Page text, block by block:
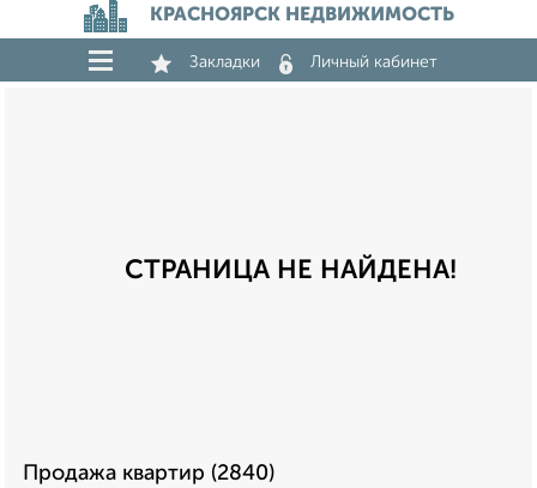
КРАСНОЯРСК НЕДВИЖИМОСТЬ
Закладки Личный кабинет
СТРАНИЦА НЕ НАЙДЕНА!
Продажа квартир (2840)